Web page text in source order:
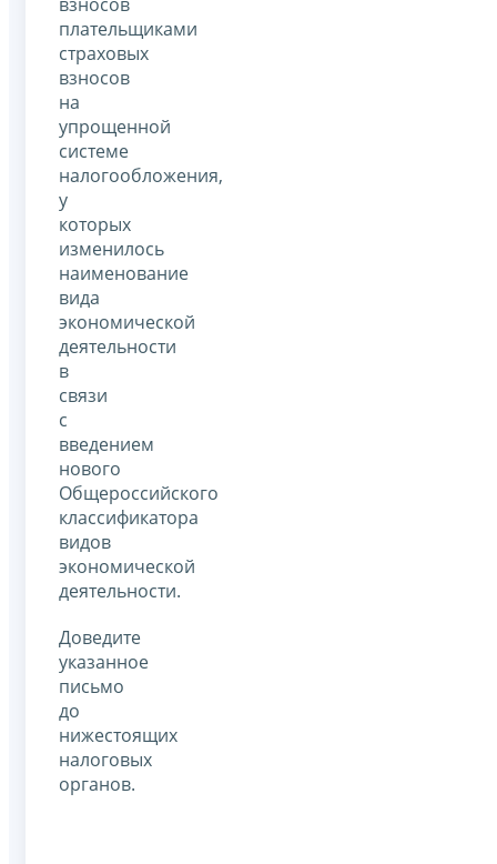
плательщиками
страховых
взносов
на
упрощенной
системе
налогообложения,
у
которых
изменилось
наименование
вида
экономической
деятельности
в
связи
с
введением
нового
Общероссийского
классификатора
видов
экономической
деятельности.
Доведите
указанное
письмо
до
нижестоящих
налоговых
органов.